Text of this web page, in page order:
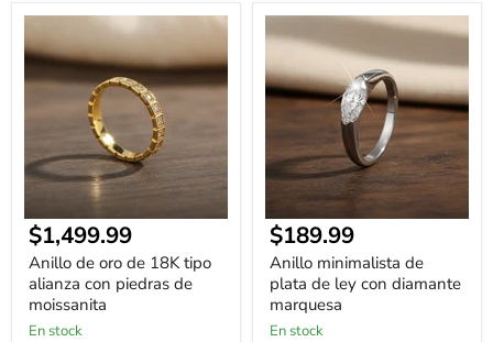
Anillo
de
oro
de
con
piedras
de
moissanita
$1,499.99
Anillo de oro de 18K tipo
alianza con piedras de
moissanita
En stock
Anillo
minimalista
plata
de
diamante
marquesa
Precio
actual
$189.99
Anillo minimalista de
plata de ley con diamante
marquesa
En stock